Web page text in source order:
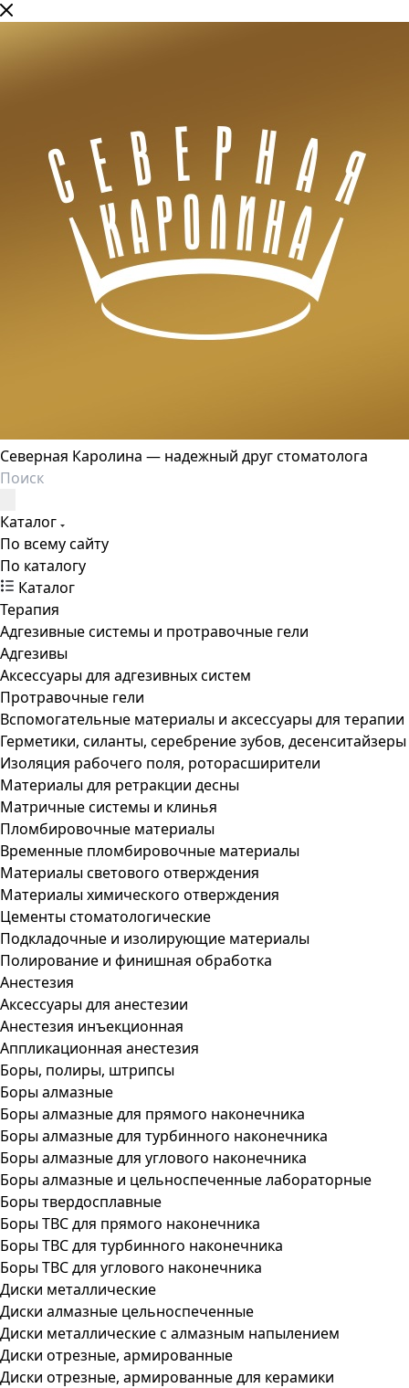
Северная Каролина — надежный друг стоматолога
Каталог
По всему сайту
По каталогу
Каталог
Терапия
Адгезивные системы и протравочные гели
Адгезивы
Аксессуары для адгезивных систем
Протравочные гели
Вспомогательные материалы и аксессуары для терапии
Герметики, силанты, серебрение зубов, десенситайзеры
Изоляция рабочего поля, роторасширители
Материалы для ретракции десны
Матричные системы и клинья
Пломбировочные материалы
Временные пломбировочные материалы
Материалы светового отверждения
Материалы химического отверждения
Цементы стоматологические
Подкладочные и изолирующие материалы
Полирование и финишная обработка
Анестезия
Аксессуары для анестезии
Анестезия инъекционная
Аппликационная анестезия
Боры, полиры, штрипсы
Боры алмазные
Боры алмазные для прямого наконечника
Боры алмазные для турбинного наконечника
Боры алмазные для углового наконечника
Боры алмазные и цельноспеченные лабораторные
Боры твердосплавные
Боры ТВС для прямого наконечника
Боры ТВС для турбинного наконечника
Боры ТВС для углового наконечника
Диски металлические
Диски алмазные цельноспеченные
Диски металлические с алмазным напылением
Диски отрезные, армированные
Диски отрезные, армированные для керамики